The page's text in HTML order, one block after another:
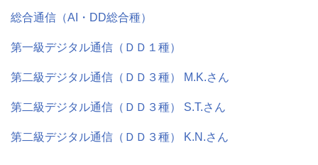
総合通信（AI・DD総合種）
第一級デジタル通信（ＤＤ１種）
第二級デジタル通信（ＤＤ３種） M.K.さん
第二級デジタル通信（ＤＤ３種） S.T.さん
第二級デジタル通信（ＤＤ３種） K.N.さん